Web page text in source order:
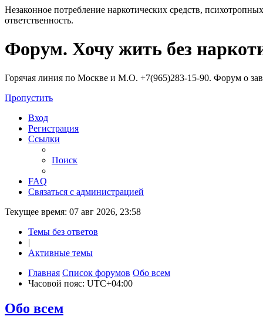
Незаконное потребление наркотических средств,
ответственность.
Регистрация
Форум. Хочу жить без
Горячая линия по Москве и М.О. +7(965)283-15-90. Форум о
Пропустить
Вход
Регистрация
Ссылки
Поиск
FAQ
Связаться с администрацией
Текущее время: 07 авг 2026, 23:58
Темы без ответов
|
Активные темы
Главная Список форумов Обо всем
Часовой пояс: UTC+04:00
Обо всем